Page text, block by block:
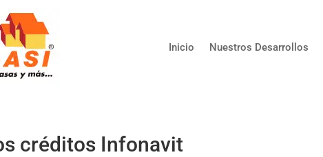
Inicio Nuestros Desarrollos
créditos Infonavit